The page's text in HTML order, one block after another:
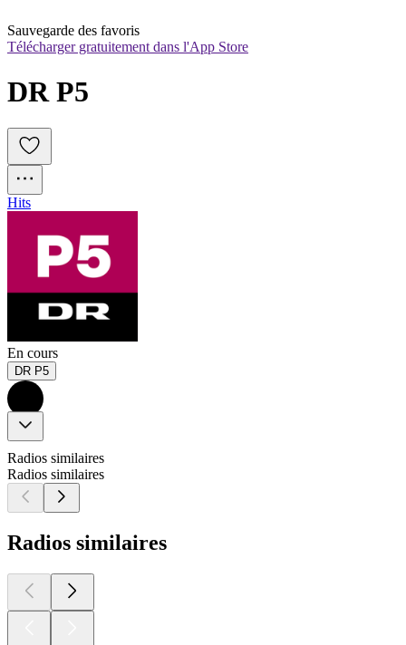
Sauvegarde des favoris
Télécharger gratuitement dans l'App Store
DR P5
Hits
En cours
DR P5
Radios similaires
Radios similaires
Radios similaires